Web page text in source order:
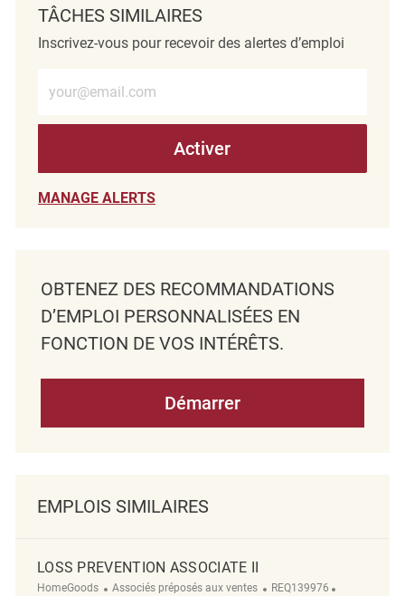
TÂCHES SIMILAIRES
Inscrivez-vous pour recevoir des alertes d’emploi
Activer
MANAGE ALERTS
OBTENEZ DES RECOMMANDATIONS
D’EMPLOI PERSONNALISÉES EN
FONCTION DE VOS INTÉRÊTS.
Démarrer
EMPLOIS SIMILAIRES
LOSS PREVENTION ASSOCIATE II
HomeGoods Catégorie
Associés préposés aux ventes ReqId
REQ139976